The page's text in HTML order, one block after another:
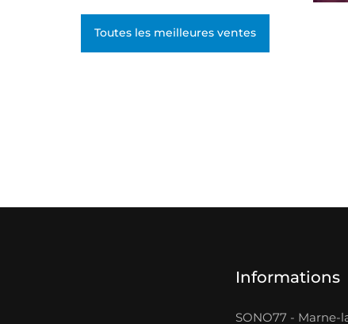
papa toute les 45 sec. (12 à
18gr de sucre par barbe)...
Toutes les meilleures ventes
Informations
SONO77 - Marne-